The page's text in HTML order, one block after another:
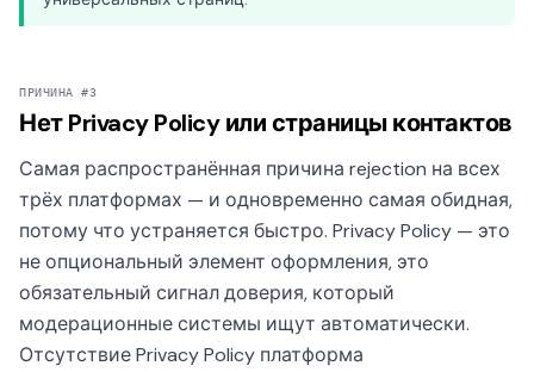
ПРИЧИНА #3
Нет Privacy Policy или страницы контактов
Самая распространённая причина rejection на всех
трёх платформах — и одновременно самая обидная,
потому что устраняется быстро. Privacy Policy — это
не опциональный элемент оформления, это
обязательный сигнал доверия, который
модерационные системы ищут автоматически.
Отсутствие Privacy Policy платформа